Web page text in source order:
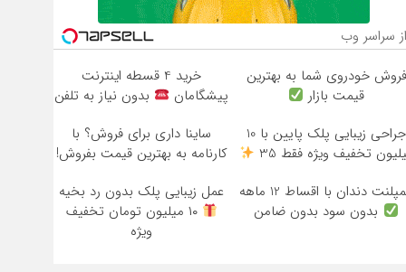
از سراسر وب
فروش خودروی شما به بهترین
قیمت بازار
خرید 4 قسطه اینترنت
پیشگامان
بدون نیاز به تلفن
جراحی زیبایی پلک پایین با 10
تخفیف ویژه فقط 35
ساینا داری برای فروش؟ با
کارنامه به بهترین قیمت بفروش!
دندان با اقساط 12 ماهه
بدون سود بدون ضامن
عمل زیبایی پلک بدون رد بخیه
۱۰ میلیون تومان تخفیف
ویژه